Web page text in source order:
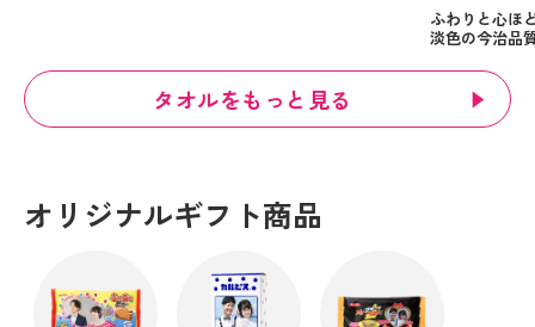
ふわりと心ほ
淡色の今治品
タオルをもっと見る
オリジナルギフト商品